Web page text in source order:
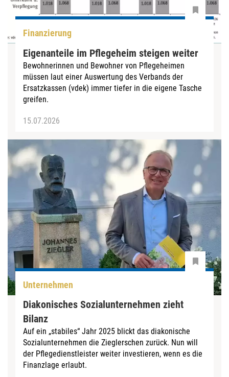
Finanzierung
Eigenanteile im Pflegeheim steigen weiter
Bewohnerinnen und Bewohner von Pflegeheimen
müssen laut einer Auswertung des Verbands der
Ersatzkassen (vdek) immer tiefer in die eigene Tasche
greifen.
15.07.2026
Unternehmen
Diakonisches Sozialunternehmen zieht
Bilanz
Auf ein „stabiles“ Jahr 2025 blickt das diakonische
Sozialunternehmen die Zieglerschen zurück. Nun will
der Pflegedienstleister weiter investieren, wenn es die
Finanzlage erlaubt.